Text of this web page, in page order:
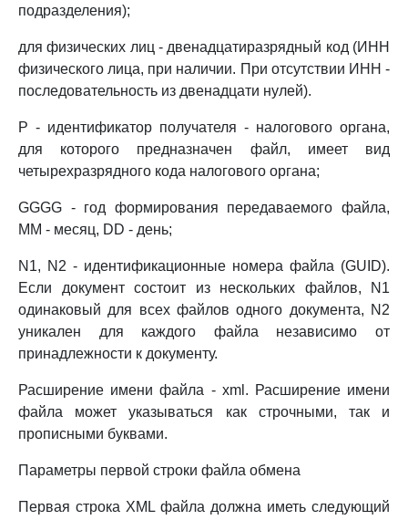
подразделения);
для физических лиц - двенадцатиразрядный код (ИНН
физического лица, при наличии. При отсутствии ИНН -
последовательность из двенадцати нулей).
P - идентификатор получателя - налогового органа,
для которого предназначен файл, имеет вид
четырехразрядного кода налогового органа;
GGGG - год формирования передаваемого файла,
MM - месяц, DD - день;
N1, N2 - идентификационные номера файла (GUID).
Если документ состоит из нескольких файлов, N1
одинаковый для всех файлов одного документа, N2
уникален для каждого файла независимо от
принадлежности к документу.
Расширение имени файла - xml. Расширение имени
файла может указываться как строчными, так и
прописными буквами.
Параметры первой строки файла обмена
Первая строка XML файла должна иметь следующий